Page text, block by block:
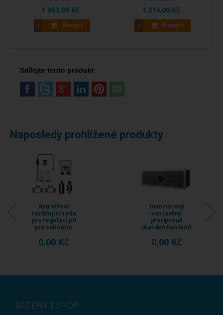
1 962,00 Kč
Koupit
1 214,00 Kč
Koupit
Sdílejte tento produkt
Naposledy prohlížené produkty
Invertorový
vestavěný
protiproud
iGarden Fairland
...
0,00 Kč
Invertorový
vestavěný
protiproud
iGarden Fairland
...
0,00 Kč
BAZÉNY ESHOP